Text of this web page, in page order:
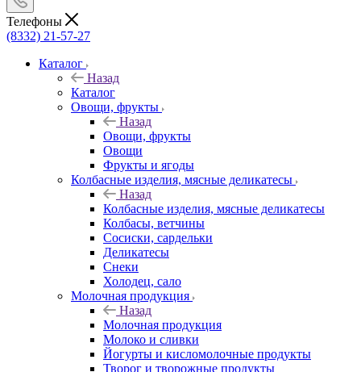
Телефоны
(8332) 21-57-27
Каталог
Назад
Каталог
Овощи, фрукты
Назад
Овощи, фрукты
Овощи
Фрукты и ягоды
Колбасные изделия, мясные деликатесы
Назад
Колбасные изделия, мясные деликатесы
Колбасы, ветчины
Сосиски, сардельки
Деликатесы
Снеки
Холодец, сало
Молочная продукция
Назад
Молочная продукция
Молоко и сливки
Йогурты и кисломолочные продукты
Творог и творожные продукты